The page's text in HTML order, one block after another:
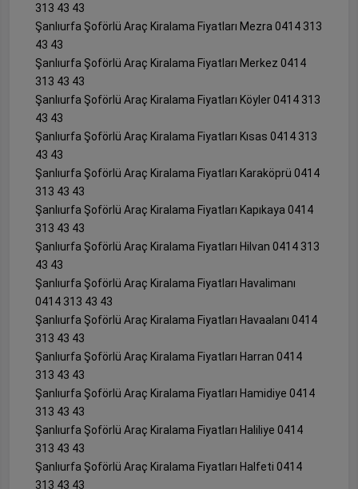
313 43 43
Şanlıurfa Şoförlü Araç Kiralama Fiyatları Mezra 0414 313
43 43
Şanlıurfa Şoförlü Araç Kiralama Fiyatları Merkez 0414
313 43 43
Şanlıurfa Şoförlü Araç Kiralama Fiyatları Köyler 0414 313
43 43
Şanlıurfa Şoförlü Araç Kiralama Fiyatları Kısas 0414 313
43 43
Şanlıurfa Şoförlü Araç Kiralama Fiyatları Karaköprü 0414
313 43 43
Şanlıurfa Şoförlü Araç Kiralama Fiyatları Kapıkaya 0414
313 43 43
Şanlıurfa Şoförlü Araç Kiralama Fiyatları Hilvan 0414 313
43 43
Şanlıurfa Şoförlü Araç Kiralama Fiyatları Havalimanı
0414 313 43 43
Şanlıurfa Şoförlü Araç Kiralama Fiyatları Havaalanı 0414
313 43 43
Şanlıurfa Şoförlü Araç Kiralama Fiyatları Harran 0414
313 43 43
Şanlıurfa Şoförlü Araç Kiralama Fiyatları Hamidiye 0414
313 43 43
Şanlıurfa Şoförlü Araç Kiralama Fiyatları Haliliye 0414
313 43 43
Şanlıurfa Şoförlü Araç Kiralama Fiyatları Halfeti 0414
313 43 43